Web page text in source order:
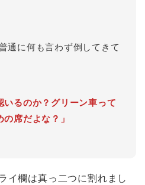
通に何も言わず倒してきて
るのか？グリーン車って
席だよな？」
イ欄は真っ二つに割れまし